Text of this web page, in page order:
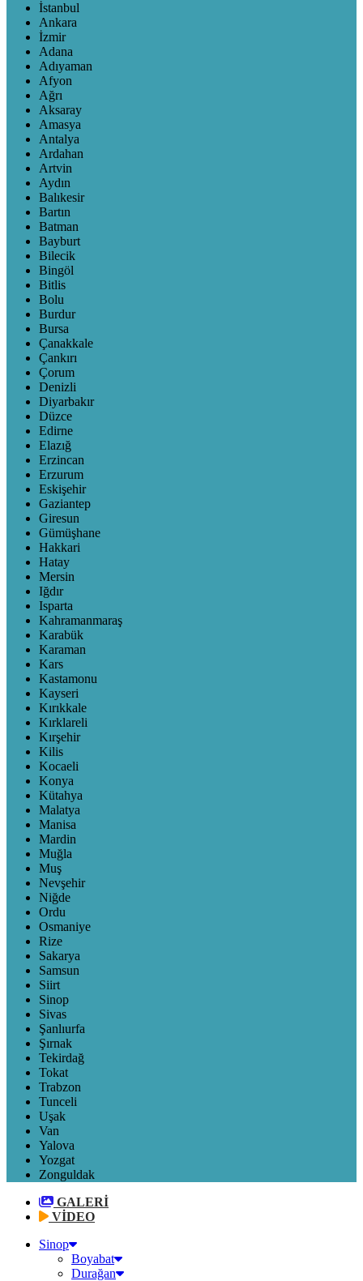
İstanbul
Ankara
İzmir
Adana
Adıyaman
Afyon
Ağrı
Aksaray
Amasya
Antalya
Ardahan
Artvin
Aydın
Balıkesir
Bartın
Batman
Bayburt
Bilecik
Bingöl
Bitlis
Bolu
Burdur
Bursa
Çanakkale
Çankırı
Çorum
Denizli
Diyarbakır
Düzce
Edirne
Elazığ
Erzincan
Erzurum
Eskişehir
Gaziantep
Giresun
Gümüşhane
Hakkari
Hatay
Mersin
Iğdır
Isparta
Kahramanmaraş
Karabük
Karaman
Kars
Kastamonu
Kayseri
Kırıkkale
Kırklareli
Kırşehir
Kilis
Kocaeli
Konya
Kütahya
Malatya
Manisa
Mardin
Muğla
Muş
Nevşehir
Niğde
Ordu
Osmaniye
Rize
Sakarya
Samsun
Siirt
Sinop
Sivas
Şanlıurfa
Şırnak
Tekirdağ
Tokat
Trabzon
Tunceli
Uşak
Van
Yalova
Yozgat
Zonguldak
GALERİ
VİDEO
Sinop
Boyabat
Durağan